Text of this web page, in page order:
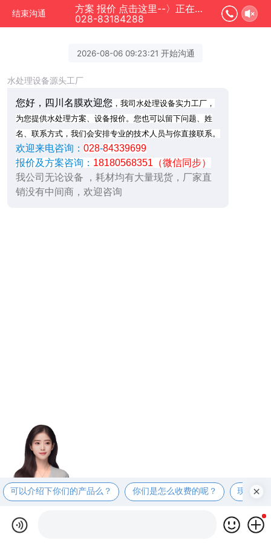
结束沟通
方案 报价 点击这里--〉正在为您服务
028-83184288
2026-08-06 09:23:21 开始沟通
水处理设备源头工厂
您好，四川名膜欢迎您 ，我司水处理设备实力工厂，
为您提供水处理方案、设备报价。您也可以留下问题、姓
名、联系方式，我们会安排专业的技术人员与你直接联系。
欢迎来电咨询： 028-84339699
报价及方案咨询： 18180568351（微信同步）
我公司无论设备 ，耗材均有大量现货，厂家直
销没有中间商，欢迎咨询
可以介绍下你们的产品么？ 你们是怎么收费的呢？ 现在有